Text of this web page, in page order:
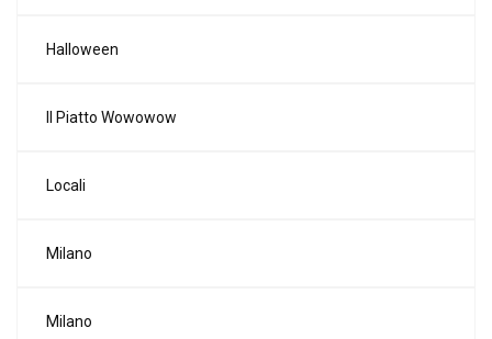
Halloween
Il Piatto Wowowow
Locali
Milano
Milano